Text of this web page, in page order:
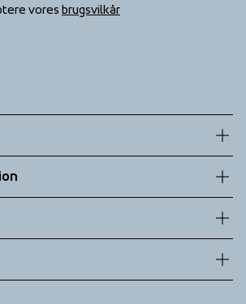
vores brugsvilkår